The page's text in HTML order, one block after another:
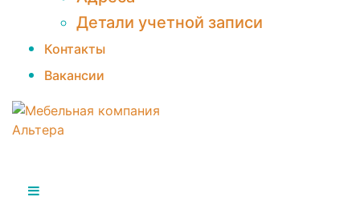
Детали учетной записи
Контакты
Вакансии